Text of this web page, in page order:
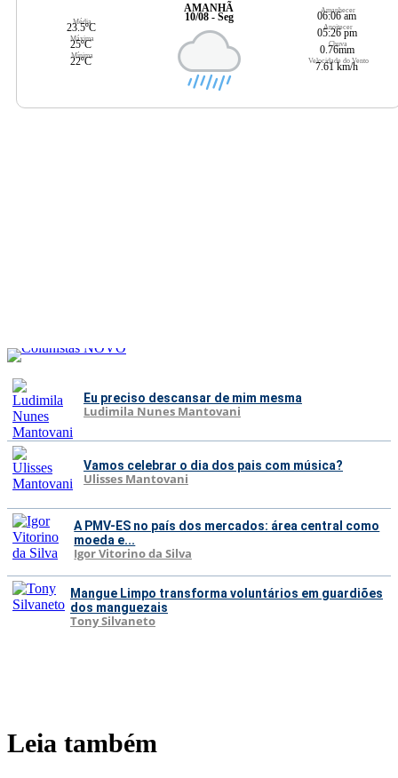
Média
23.5ºC
Máxima
25ºC
Mínima
22ºC
AMANHÃ
10/08 - Seg
Amanhecer
06:06 am
Anoitecer
05:26 pm
Chuva
0.76mm
Velocidade do Vento
7.61 km/h
Eu preciso descansar de mim mesma
Ludimila Nunes Mantovani
Vamos celebrar o dia dos pais com música?
Ulisses Mantovani
A PMV-ES no país dos mercados: área central como
moeda e...
Igor Vitorino da Silva
Mangue Limpo transforma voluntários em guardiões
dos manguezais
Tony Silvaneto
Leia também